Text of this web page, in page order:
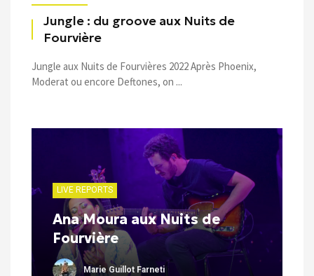
Jungle : du groove aux Nuits de
Fourvière
Jungle aux Nuits de Fourvières 2022 Après Phoenix,
Moderat ou encore Deftones, on ...
LIVE REPORTS
Ana Moura aux Nuits de
Fourvière
Marie Guillot Farneti